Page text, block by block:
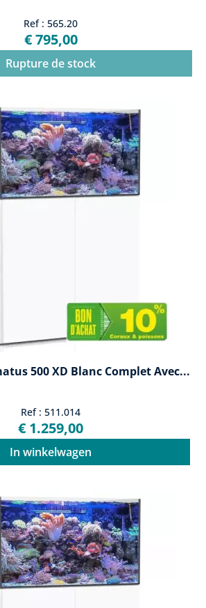
Ref : 565.20
€ 795,00
Rupture de stock
500 XD Blanc Complet Avec...
Ref : 511.014
€ 1.259,00
In winkelwagen